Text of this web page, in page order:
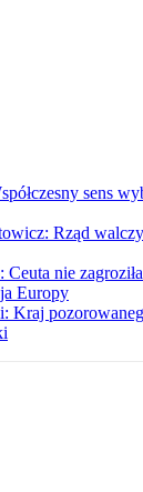
sens
Rząd
Ceuta nie
Europy
Kraj